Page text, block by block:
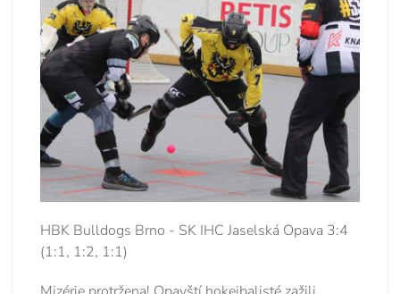
HBK Bulldogs Brno - SK IHC Jaselská Opava 3:4
(1:1, 1:2, 1:1)